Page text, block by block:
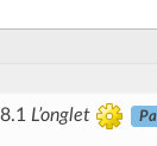
L’onglet